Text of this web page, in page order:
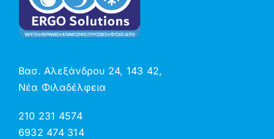
Βασ. Αλεξάνδρου 24, 143 42,
Νέα Φιλαδέλφεια
210 231 4574
6932 474 314